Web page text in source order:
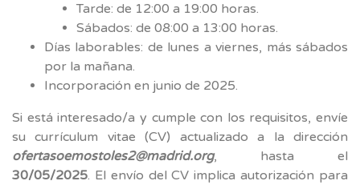
Tarde: de 12:00 a 19:00 horas.
Sábados: de 08:00 a 13:00 horas.
Días laborables: de lunes a viernes, más sábados
por la mañana.
Incorporación en junio de 2025.
Si está interesado/a y cumple con los requisitos, envíe
su currículum vitae (CV) actualizado a la dirección
ofertasoemostoles2@madrid.org, hasta el
30/05/2025. El envío del CV implica autorización para